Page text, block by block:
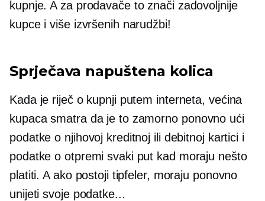
kupnje. A za prodavače to znači zadovoljnije
kupce i više izvršenih narudžbi!
Sprječava napuštena kolica
Kada je riječ o kupnji putem interneta, većina
kupaca smatra da je to zamorno ponovno ući
podatke o njihovoj kreditnoj ili debitnoj kartici i
podatke o otpremi svaki put kad moraju nešto
platiti. A ako postoji tipfeler, moraju ponovno
unijeti svoje podatke...